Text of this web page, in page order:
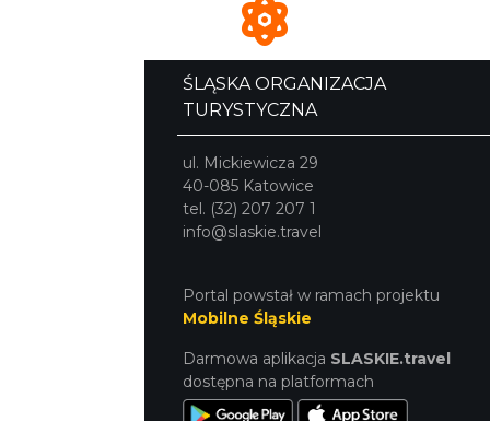
ŚLĄSKA ORGANIZACJA
TURYSTYCZNA
ul. Mickiewicza 29
40-085 Katowice
tel. (32) 207 207 1
info@slaskie.travel
Portal powstał w ramach projektu
Mobilne Śląskie
Darmowa aplikacja SLASKIE.travel
dostępna na platformach